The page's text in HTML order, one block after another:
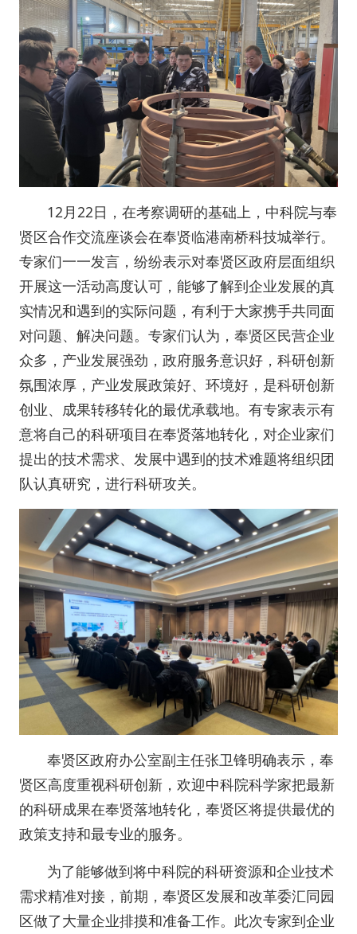
12月22日，在考察调研的基础上，中科院与奉
贤区合作交流座谈会在奉贤临港南桥科技城举行。
专家们一一发言，纷纷表示对奉贤区政府层面组织
开展这一活动高度认可，能够了解到企业发展的真
实情况和遇到的实际问题，有利于大家携手共同面
对问题、解决问题。专家们认为，奉贤区民营企业
众多，产业发展强劲，政府服务意识好，科研创新
氛围浓厚，产业发展政策好、环境好，是科研创新
创业、成果转移转化的最优承载地。有专家表示有
意将自己的科研项目在奉贤落地转化，对企业家们
提出的技术需求、发展中遇到的技术难题将组织团
队认真研究，进行科研攻关。
奉贤区政府办公室副主任张卫锋明确表示，奉
贤区高度重视科研创新，欢迎中科院科学家把最新
的科研成果在奉贤落地转化，奉贤区将提供最优的
政策支持和最专业的服务。
为了能够做到将中科院的科研资源和企业技术
需求精准对接，前期，奉贤区发展和改革委汇同园
区做了大量企业排摸和准备工作。此次专家到企业